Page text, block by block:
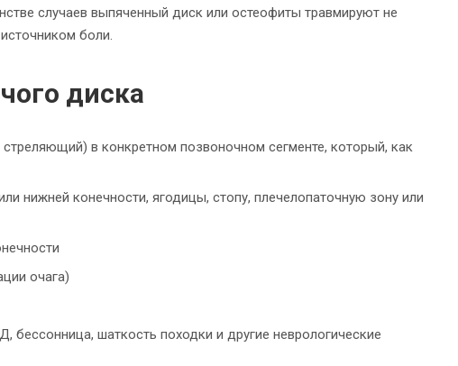
случаев выпяченный диск или остеофиты травмируют не
боли.
диска
в конкретном позвоночном сегменте, который, как
нижней конечности, ягодицы, стопу, плечелопаточную зону или
очага)
шаткость походки и другие неврологические